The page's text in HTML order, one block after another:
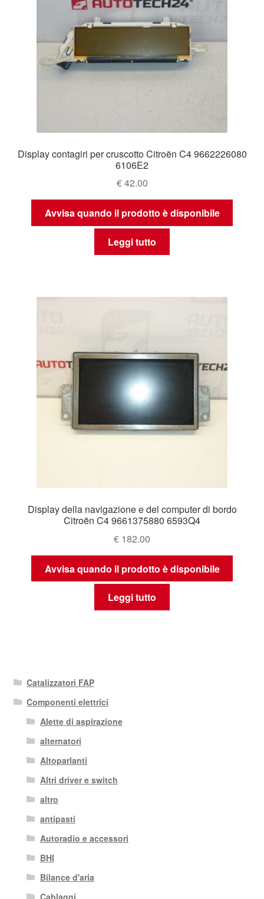
Display contagiri per cruscotto Citroën C4 9662226080
6106E2
€42.00
Avvisa quando il prodotto è disponibile
Leggi tutto
Display della navigazione e del computer di bordo
Citroën C4 9661375880 6593Q4
€ 182.00
Avvisa quando il prodotto è disponibile
Leggi tutto
Catalizzatori FAP
Componenti elettrici
Alette di aspirazione
alternatori
Altoparlanti
Altri driver e switch
altro
antipasti
Autoradio e accessori
BHI
Bilance d'aria